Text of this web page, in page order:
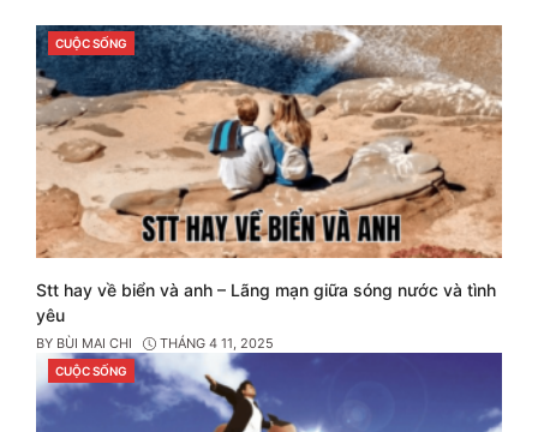
CATEGORIES
CUỘC SỐNG
Stt hay về biển và anh – Lãng mạn giữa sóng nước và tình
yêu
BY BÙI MAI CHI
THÁNG 4 11, 2025
CATEGORIES
CUỘC SỐNG